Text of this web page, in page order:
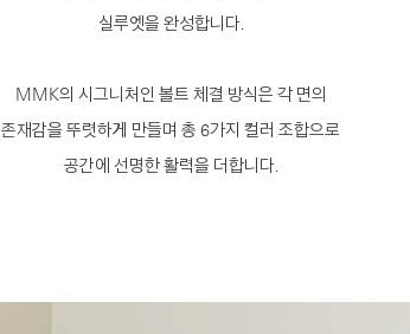
실루엣을 완성합니다.
MMK의 시그니처인 볼트 체결 방식은 각 면의
존재감을 뚜렷하게 만들며 총 6가지 컬러 조합으로
공간에 선명한 활력을 더합니다.